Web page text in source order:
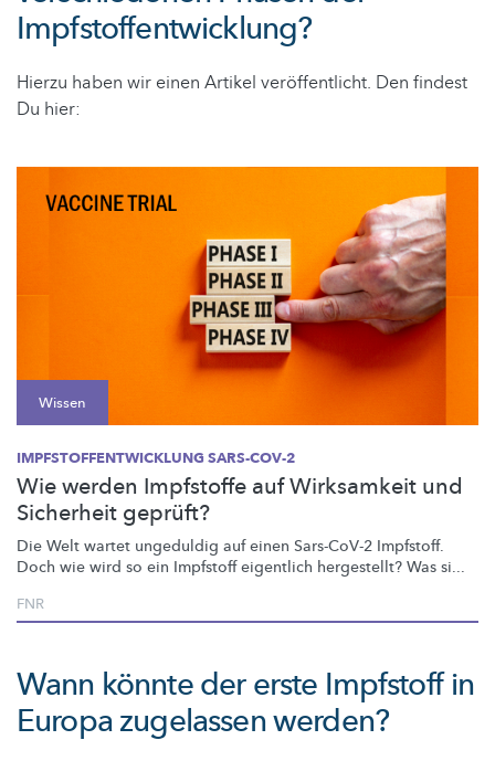
Impfstoffentwicklung?
Hierzu haben wir einen Artikel veröffentlicht. Den findest
Du hier:
Wissen
IMPFSTOFFENTWICKLUNG SARS-COV-2
Wie werden Impfstoffe auf Wirksamkeit und
Sicherheit geprüft?
Die Welt wartet ungeduldig auf einen Sars-CoV-2 Impfstoff.
Doch wie wird so ein Impfstoff eigentlich hergestellt? Was si...
FNR
Wann könnte der erste Impfstoff in
Europa zugelassen werden?